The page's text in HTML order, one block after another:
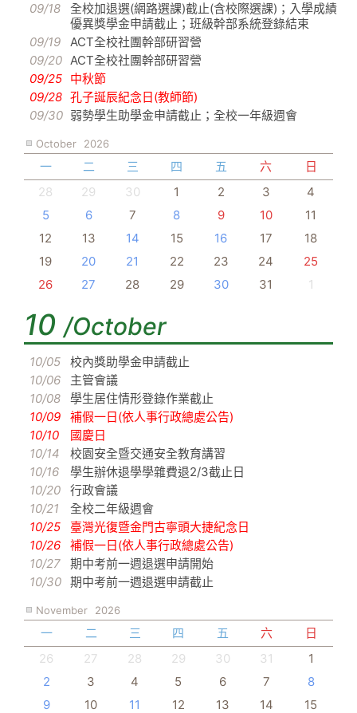
09/18
全校加退選(網路選課)截止(含校際選課)；入學成績
優異獎學金申請截止；班級幹部系統登錄結束
09/19
ACT全校社團幹部研習營
09/20 ACT全校社團幹部研習營
09/25 中秋節
09/28 孔子誕辰紀念日(教師節)
09/30 弱勢學生助學金申請截止；全校一年級週會
October 2026
一 二 三 四 五 六
日
28
29 30 1 2 3
4
5
6 7 8 9 10
11
12
13 14 15 16 17
18
19
20 21 22 23 24
25
26
27 28 29 30 31 1
10 /October
10/05
校內獎助學金申請截止
10/06
主管會議
10/08
學生居住情形登錄作業截止
10/09
補假一日(依人事行政總處公告)
10/10
國慶日
10/14
校園安全暨交通安全教育講習
10/16
學生辦休退學學雜費退2/3截止日
10/20
行政會議
10/21
全校二年級週會
10/25
臺灣光復暨金門古寧頭大捷紀念日
10/26
補假一日(依人事行政總處公告)
10/27
期中考前一週退選申請開始
10/30 期中考前一週退選申請截止
November 2026
一 二 三 四 五 六
日
26
27 28 29 30 31
1
2
3 4 5 6 7
8
9
10 11 12 13 14
15